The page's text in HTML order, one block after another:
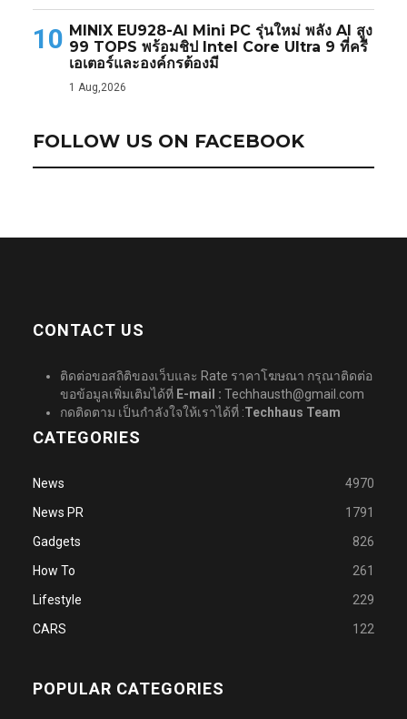
10 MINIX EU928-AI Mini PC รุ่นใหม่ พลัง AI สูง
99 TOPS พร้อมชิป Intel Core Ultra 9 ที่ครี
เอเตอร์และองค์กรต้องมี
1 Aug,2026
FOLLOW US ON FACEBOOK
CONTACT US
ติดต่อขอสถิติของเว็บและ Rate ราคาโฆษณา กรุณาติดต่อ
ขอข้อมูลเพิ่มเติมได้ที่ E-mail : Techhausth@gmail.com
กดติดตาม เป็นกำลังใจให้เราได้ที่ :Techhaus Team
CATEGORIES
News
4970
News PR
1791
Gadgets
826
How To
261
Lifestyle
229
CARS
122
POPULAR CATEGORIES